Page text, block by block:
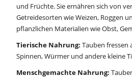
und Früchte. Sie ernähren sich von
Getreidesorten wie Weizen, Roggen
pflanzlichen Materialien wie Obst,
Tierische Nahrung: Tauben fressen
Spinnen, Würmer und andere kleine
Menschgemachte Nahrung: